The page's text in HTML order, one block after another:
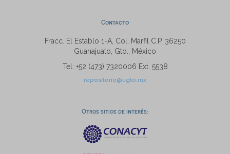
Contacto
Fracc. El Establo 1-A, Col. Marfil C.P. 36250
Guanajuato, Gto., México
Tel: +52 (473) 7320006 Ext. 5538
repositorio@ugto.mx
Otros sitios de interés: